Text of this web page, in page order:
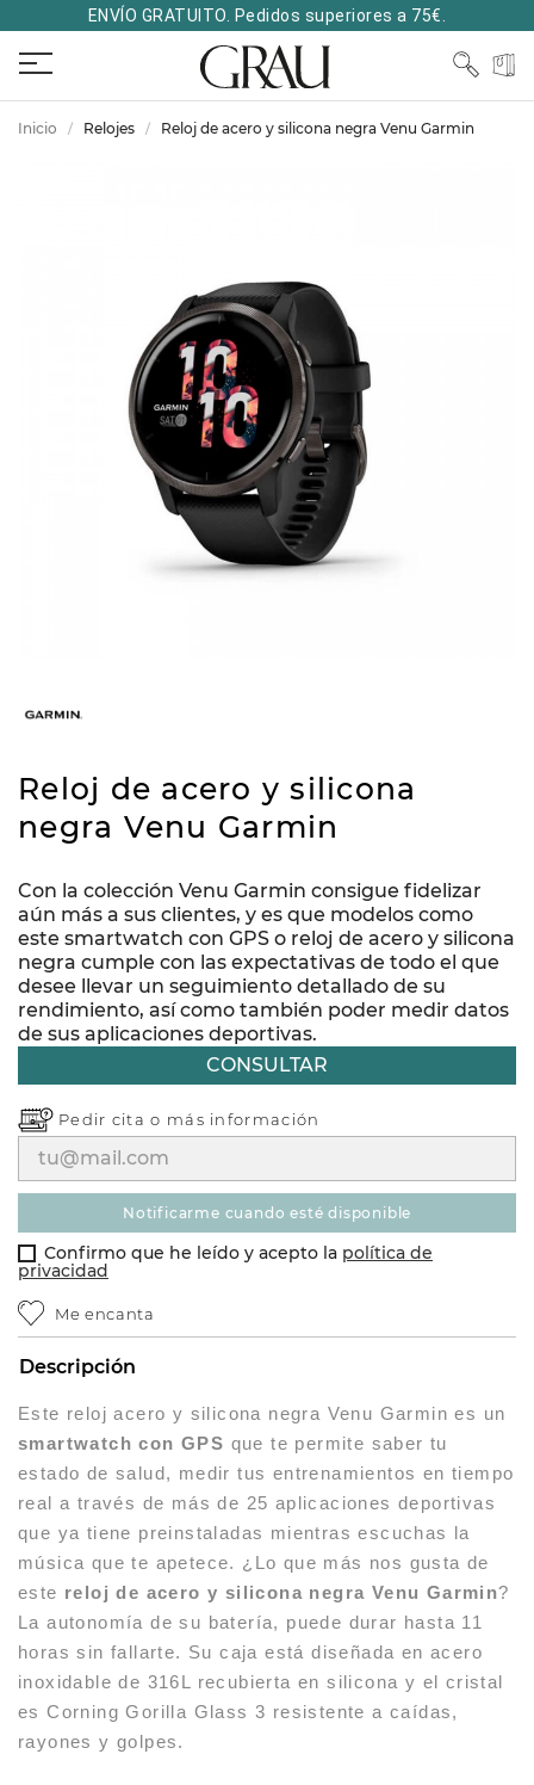
ENVÍO GRATUITO. Pedidos superiores a 75€.
Inicio Relojes Reloj de acero y silicona negra Venu Garmin
Reloj de acero y silicona
negra Venu Garmin
Con la colección Venu Garmin consigue fidelizar
aún más a sus clientes, y es que modelos como
este smartwatch con GPS o reloj de acero y silicona
negra cumple con las expectativas de todo el que
desee llevar un seguimiento detallado de su
rendimiento, así como también poder medir datos
de sus aplicaciones deportivas.
CONSULTAR
Pedir cita o más información
notificarme cuando esté disponible
Confirmo que he leído y acepto la política de
privacidad
Me encanta
Descripción
Este reloj acero y silicona negra Venu Garmin es un
smartwatch con GPS que te permite saber tu
estado de salud, medir tus entrenamientos en tiempo
real a través de más de 25 aplicaciones deportivas
que ya tiene preinstaladas mientras escuchas la
música que te apetece. ¿Lo que más nos gusta de
este reloj de acero y silicona negra Venu Garmin?
La autonomía de su batería, puede durar hasta 11
horas sin fallarte. Su caja está diseñada en acero
inoxidable de 316L recubierta en silicona y el cristal
es Corning Gorilla Glass 3 resistente a caídas,
rayones y golpes.